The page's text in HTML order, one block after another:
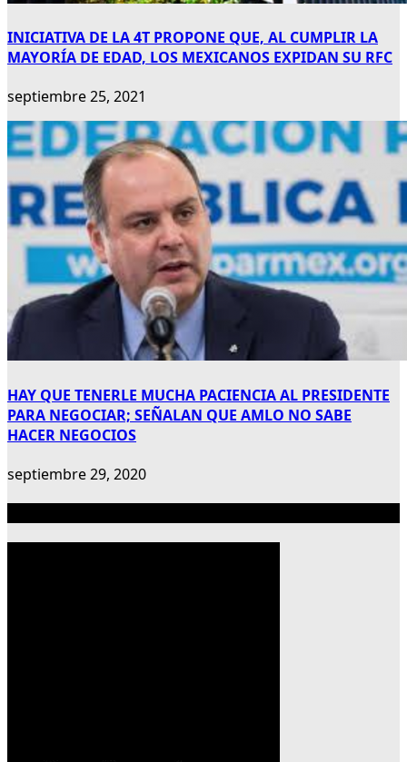
INICIATIVA DE LA 4T PROPONE QUE, AL CUMPLIR LA
MAYORÍA DE EDAD, LOS MEXICANOS EXPIDAN SU RFC
septiembre 25, 2021
HAY QUE TENERLE MUCHA PACIENCIA AL PRESIDENTE
PARA NEGOCIAR; SEÑALAN QUE AMLO NO SABE
HACER NEGOCIOS
septiembre 29, 2020